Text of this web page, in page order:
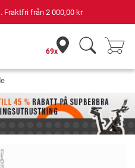
inom hemmaträning i 42 år
69x